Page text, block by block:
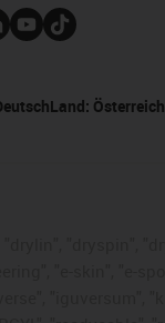
Land: Österreich